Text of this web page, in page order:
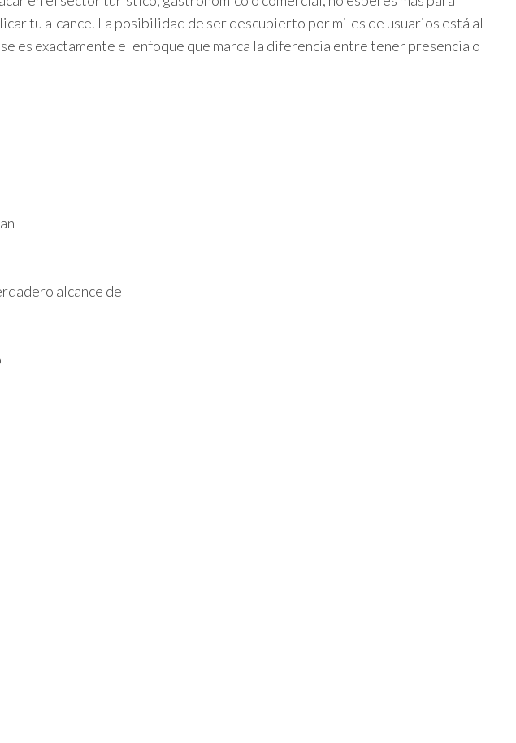
tu alcance. La posibilidad de ser descubierto por miles de usuarios está al
es exactamente el enfoque que marca la diferencia entre tener presencia o
alcance de